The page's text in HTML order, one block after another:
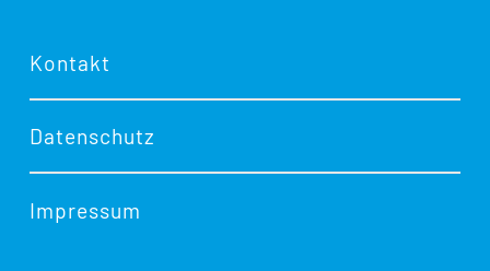
Kontakt
Datenschutz
Impressum